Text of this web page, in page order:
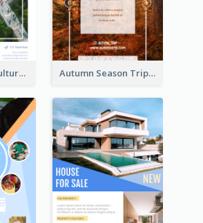
Photography Cultural Travelling Flyer Autumn Season Trip Flyer